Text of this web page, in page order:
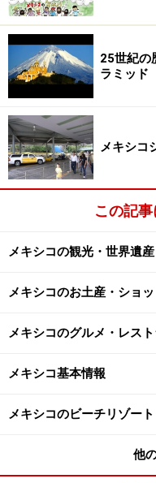
サルサ・ベルデ
1:
香草以外の材料をすべて
グリーントマトは、ほ
きます。チレはへたを
皮をむいたもの。タマ
おいて鉄板（フライパ
の際に油は引きません。
2:
生の食感を残す程度に焦
25世紀の
ラミッド
メキシコ
この記
メキシコの観光・世界遺産
メキシコのお土産・ショ
メキシコのグルメ・レス
メキシコ基本情報
メキシコのビーチリゾート
他